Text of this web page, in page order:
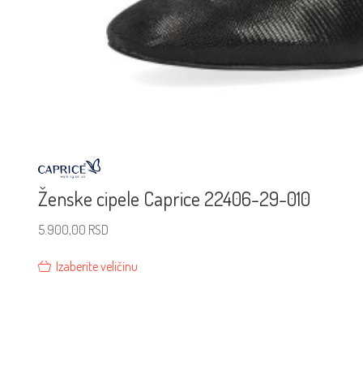
Ženske cipele Caprice 22406-29-010
5.900,00 RSD
Izaberite veličinu